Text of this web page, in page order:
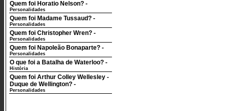
Quem foi Horatio Nelson? -
Personalidades
Quem foi Madame Tussaud? -
Personalidades
Quem foi Christopher Wren? -
Personalidades
Quem foi Napoleão Bonaparte? -
Personalidades
O que foi a Batalha de Waterloo? -
História
Quem foi Arthur Colley Wellesley -
Duque de Wellington? -
Personalidades